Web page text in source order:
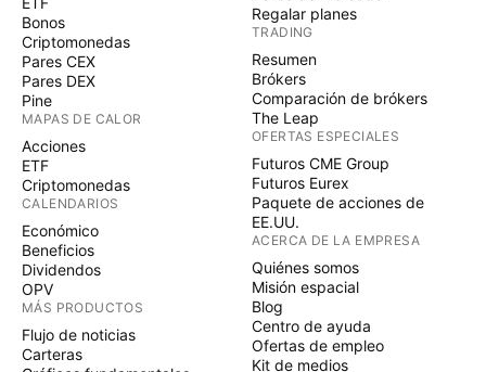
Bonos
Criptomonedas
Pares CEX
Pares DEX
Pine
MAPAS DE CALOR
Acciones
ETF
Criptomonedas
CALENDARIOS
Económico
Beneficios
Dividendos
OPV
MÁS PRODUCTOS
Flujo de noticias
Carteras
Regalar planes
TRADING
Resumen
Brókers
Comparación de brókers
The Leap
OFERTAS ESPECIALES
Futuros CME Group
Futuros Eurex
Paquete de acciones de
EE.UU.
ACERCA DE LA EMPRESA
Quiénes somos
Misión espacial
Blog
Centro de ayuda
Ofertas de empleo
Kit de medios